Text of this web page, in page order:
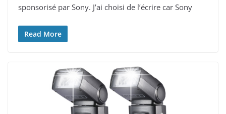
sponsorisé par Sony. J’ai choisi de l’écrire car Sony
Read More